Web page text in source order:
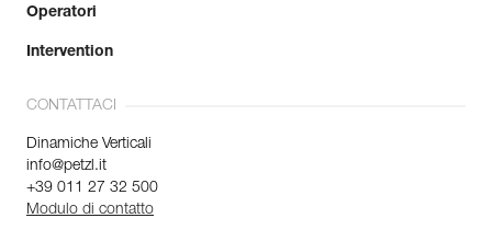
Operatori
Intervention
CONTATTACI
Dinamiche Verticali
info@petzl.it
+39 011 27 32 500
Modulo di contatto